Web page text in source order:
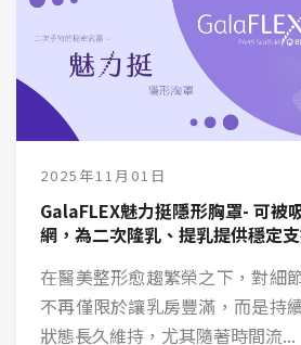
2025年11月01日
GalaFLEX魅力挺隱形胸罩- 可被
網，為二次隆乳、提乳提供穩定
在醫美整形愈趨繁榮之下，對細
不再僅限於讓乳房豐滿，而是持
狀態長久維持，尤其隨著時間流...